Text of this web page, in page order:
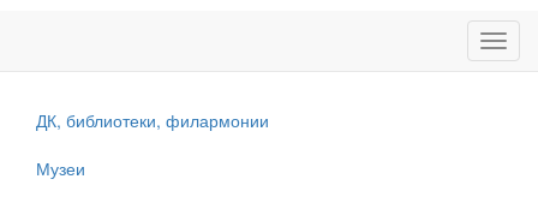
ДК, библиотеки, филармонии
Музеи